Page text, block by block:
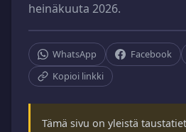
heinäkuuta 2026.
WhatsApp Facebook
Kopioi linkki
Tämä sivu on yleistä